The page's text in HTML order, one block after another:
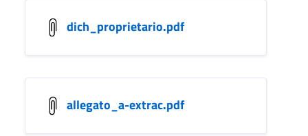
dich_proprietario.pdf
allegato_a-extrac.pdf